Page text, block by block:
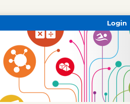
Login